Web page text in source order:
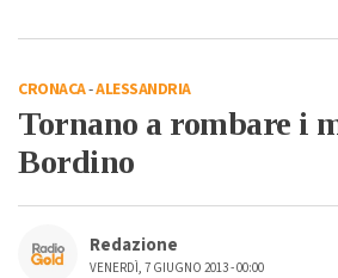
CRONACA-ALESSANDRIA
Tornano a rombare i
Bordino
Redazione
VENERDÌ, 7 GIUGNO 2013 - 00:00